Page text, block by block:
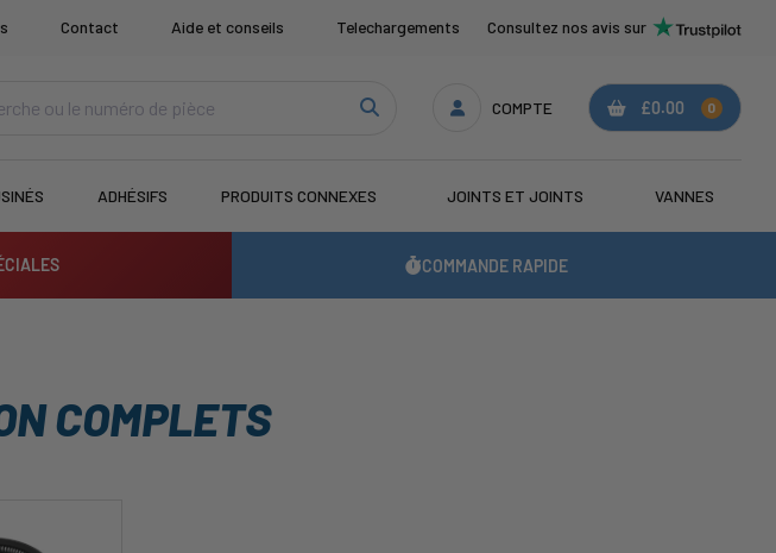
Contact Aide et conseils Telechargements Consultez nos avis sur
COMPTE £0.00 0
ADHÉSIFS PRODUITS CONNEXES JOINTS ET JOINTS VANNES
COMMANDE RAPIDE
COMPLETS